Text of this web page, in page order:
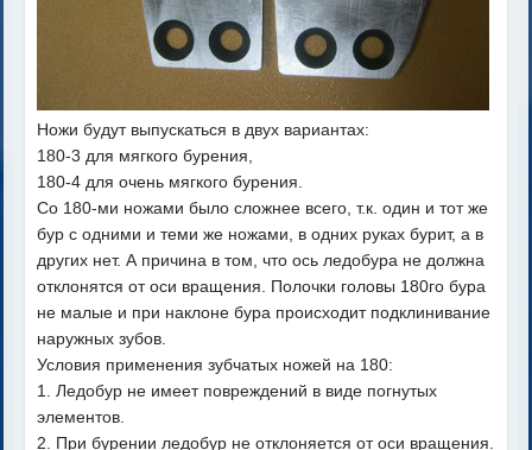
Ножи будут выпускаться в двух вариантах:
180-3 для мягкого бурения,
180-4 для очень мягкого бурения.
Со 180-ми ножами было сложнее всего, т.к. один и тот же
бур с одними и теми же ножами, в одних руках бурит, а в
других нет. А причина в том, что ось ледобура не должна
отклонятся от оси вращения. Полочки головы 180го бура
не малые и при наклоне бура происходит подклинивание
наружных зубов.
Условия применения зубчатых ножей на 180:
1. Ледобур не имеет повреждений в виде погнутых
элементов.
2. При бурении ледобур не отклоняется от оси вращения.